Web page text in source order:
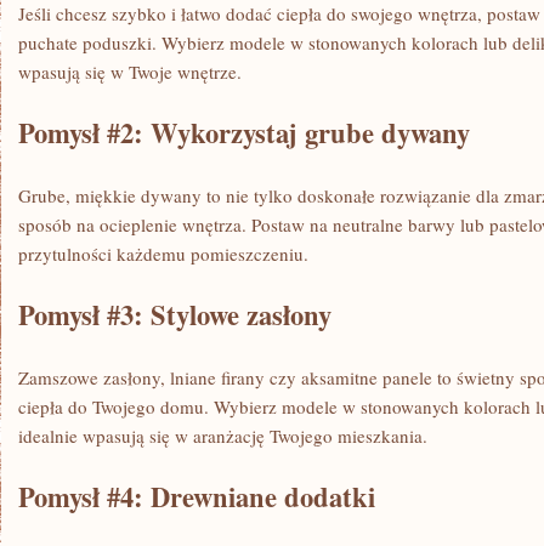
Jeśli chcesz szybko ⁢i łatwo dodać ciepła do ⁣swojego wnętrza,
puchate poduszki. Wybierz modele w stonowanych kolorach lub
wpasują się w Twoje wnętrze.
Pomysł #2: Wykorzystaj grube dywany
Grube,⁣ miękkie⁤ dywany to nie tylko doskonałe rozwiązanie dla
⁢sposób​ na ocieplenie wnętrza. Postaw na neutralne barwy lub
przytulności każdemu pomieszczeniu.
Pomysł #3: Stylowe zasłony
Zamszowe zasłony, lniane ⁤firany czy aksamitne panele to świetny
ciepła do Twojego domu. Wybierz modele w stonowanych kolorach
idealnie ‍wpasują się w aranżację Twojego mieszkania.
Pomysł #4: Drewniane dodatki